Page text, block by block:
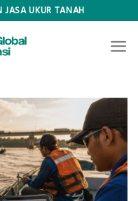
UKUR TANAH